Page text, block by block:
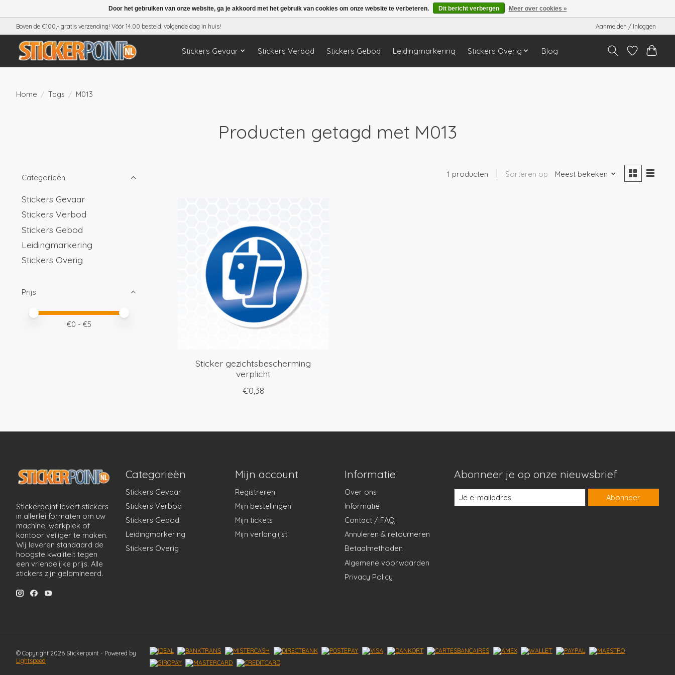
Boven de €100,- gratis verzending! Vóór 14.00 besteld, volgende dag in huis! Aanmelden / Inloggen
Stickers Gevaar Stickers Verbod Stickers Gebod Leidingmarkering Stickers Overig Blog
Home / Tags / M013
Producten getagd met M013
Categorieën
Stickers Gevaar
Stickers Verbod
Stickers Gebod
Leidingmarkering
Stickers Overig
Prijs
Minimale prijswaarde
Price maximum value
€0 - €5
1 producten Sorteren op Meest bekeken
Sticker gezichtsbescherming
verplicht
€0,38
Stickerpoint levert stickers
in allerlei formaten om uw
machine, werkplek of
kantoor veiliger te maken.
Wij leveren standaard de
hoogste kwaliteit tegen
een vriendelijke prijs. Alle
stickers zijn gelamineerd.
Categorieën
Stickers Gevaar
Stickers Verbod
Stickers Gebod
Leidingmarkering
Stickers Overig
Mijn account
Registreren
Mijn bestellingen
Mijn tickets
Mijn verlanglijst
Informatie
Over ons
Informatie
Contact / FAQ
Annuleren & retourneren
Betaalmethoden
Algemene voorwaarden
Privacy Policy
Abonneer je op onze nieuwsbrief
Abonneer
© Copyright 2026 Stickerpoint - Powered by
Lightspeed
Door het gebruiken van onze website, ga je akkoord met het gebruik van cookies om onze website te verbeteren. Dit bericht verbergen Meer over cookies »